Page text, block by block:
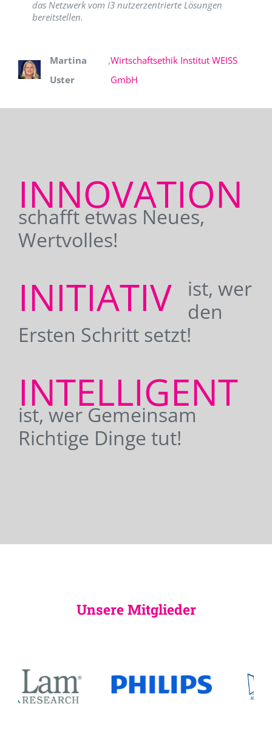
das Netzwerk vom I3 nutzerzentrierte Lösungen
bereitstellen.
Martina
Uster
,Wirtschaftsethik Institut WEISS
GmbH
INNOVATION
schafft etwas Neues,
Wertvolles!
INITIATIV
ist, wer
den
Ersten Schritt setzt!
INTELLIGENT
ist, wer Gemeinsam
Richtige Dinge tut!
Unsere Mitglieder